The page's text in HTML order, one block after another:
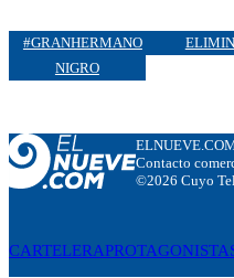
#GRANHERMANO
NIGRO
Contacto
©2026 Cuyo
CARTELERA